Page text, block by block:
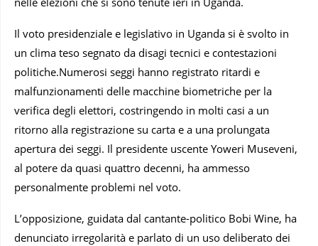
Il voto presidenziale e legislativo in Uganda si è svolto in
un clima teso segnato da disagi tecnici e contestazioni
politiche.Numerosi seggi hanno registrato ritardi e
malfunzionamenti delle macchine biometriche per la
verifica degli elettori, costringendo in molti casi a un
ritorno alla registrazione su carta e a una prolungata
apertura dei seggi. Il presidente uscente Yoweri Museveni,
al potere da quasi quattro decenni, ha ammesso
personalmente problemi nel voto.
L’opposizione, guidata dal cantante-politico Bobi Wine, ha
denunciato irregolarità e parlato di un uso deliberato dei